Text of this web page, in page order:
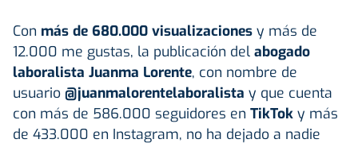
Con más de 680.000 visualizaciones y más de
12.000 me gustas, la publicación del abogado
laboralista Juanma Lorente, con nombre de
usuario @juanmalorentelaboralista y que cuenta
con más de 586.000 seguidores en TikTok y más
de 433.000 en Instagram, no ha dejado a nadie